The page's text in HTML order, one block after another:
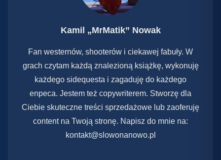
Kamil „MrMatik” Nowak
Fan westernów, shooterów i ciekawej fabuły. W
grach czytam każdą znalezioną książkę, wykonuję
każdego sidequesta i zagaduję do każdego
enpeca. Jestem też copywriterem. Stworzę dla
Ciebie skuteczne treści sprzedażowe lub zaoferuję
content na Twoją stronę. Napisz do mnie na:
kontakt@slowonanowo.pl